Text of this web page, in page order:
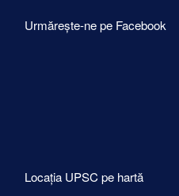
Urmărește-ne pe Facebook
Locația UPSC pe hartă